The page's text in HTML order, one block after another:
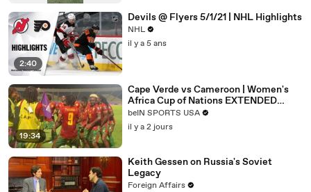
2:40
Devils @ Flyers 5/1/21 | NHL Highlights
NHL
il y a 5 ans
19:34
Cape Verde vs Cameroon | Women's
Africa Cup of Nations EXTENDED
HIGHLIGHTS | 08062026 |
beINSportsUSA
beIN SPORTS USA
il y a 2 jours
Keith Gessen on Russia's Soviet
Legacy
Foreign Affairs